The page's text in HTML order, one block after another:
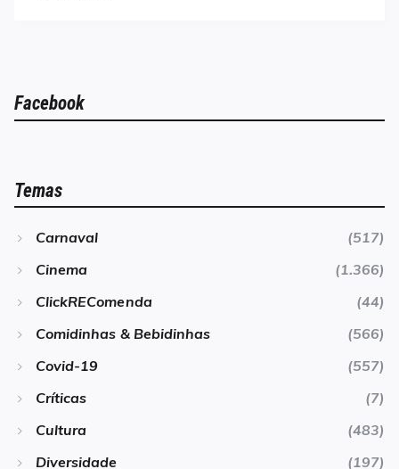
Facebook
Temas
Carnaval
(517)
Cinema
(1.366)
ClickREComenda
(44)
Comidinhas & Bebidinhas
(566)
Covid-19
(557)
Críticas
(7)
Cultura
(483)
Diversidade
(197)